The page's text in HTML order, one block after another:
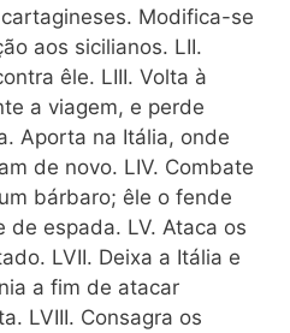
Modifica-se
aos sicilianos. LII.
êle. LIII. Volta à
a viagem, e perde
Aporta na Itália, onde
de novo. LIV. Combate
bárbaro; êle o fende
de espada. LV. Ataca os
LVII. Deixa a Itália e
a fim de atacar
LVIII. Consagra os